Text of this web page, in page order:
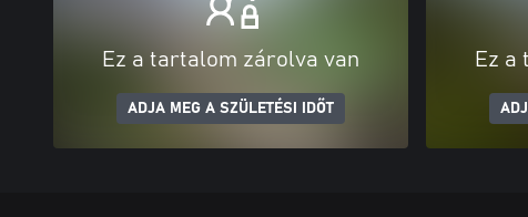
Ez a tartalom zárolva van
ADJA MEG A SZÜLETÉSI IDŐT
Ez a